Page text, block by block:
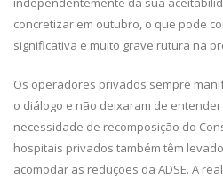
concretizar em outubro, o que pode
significativa e muito grave rutura na
Os operadores privados sempre
o diálogo e não deixaram de
necessidade de recomposição do
hospitais privados também têm
acomodar as reduções da ADSE. A